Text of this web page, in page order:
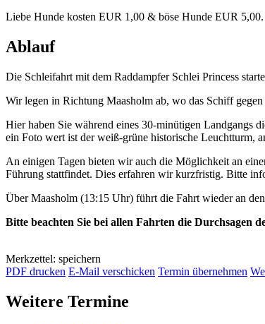
Liebe Hunde kosten EUR 1,00 & böse Hunde EUR 5,00.
Ablauf
Die Schleifahrt mit dem Raddampfer Schlei Princess
Wir legen in Richtung Maasholm ab, wo das Schiff
Hier haben Sie während eines 30-minütigen Landgangs
ein Foto wert ist der weiß-grüne historische Leuchtturm,
An einigen Tagen bieten wir auch die Möglichkeit an
Führung stattfindet. Dies erfahren wir kurzfristig. Bitte
Über Maasholm (13:15 Uhr) führt die Fahrt wieder an
Bitte beachten Sie bei allen Fahrten die Durchsagen
Merkzettel: speichern
PDF drucken E-Mail verschicken Termin übernehmen
Weitere Termine